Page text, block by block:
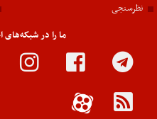
نظرسنجی
ما را در شبکه‌های